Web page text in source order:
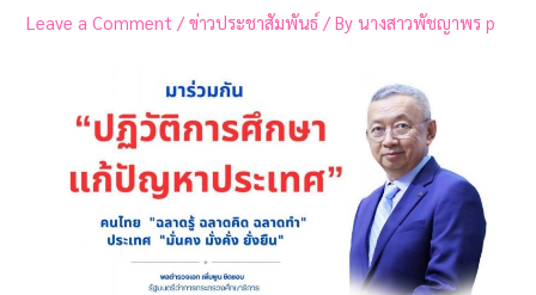
Leave a Comment /ข่าวประชาสัมพันธ์ / Byนางสาวพัชญาพร p